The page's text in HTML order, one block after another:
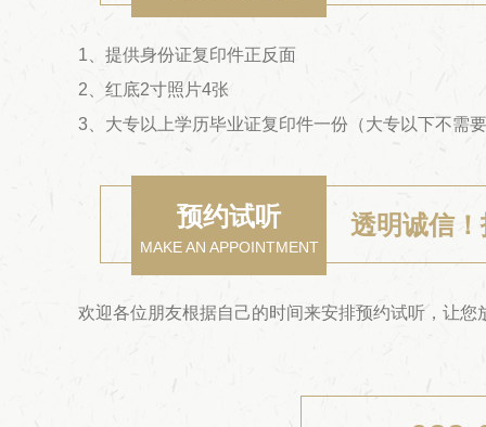
1、提供身份证复印件正反面
2、红底2寸照片4张
3、大专以上学历毕业证复印件一份（大专以下不需
预约试听
MAKE AN APPOINTMENT
透明诚信
欢迎各位朋友根据自己的时间来安排预约试听，让您